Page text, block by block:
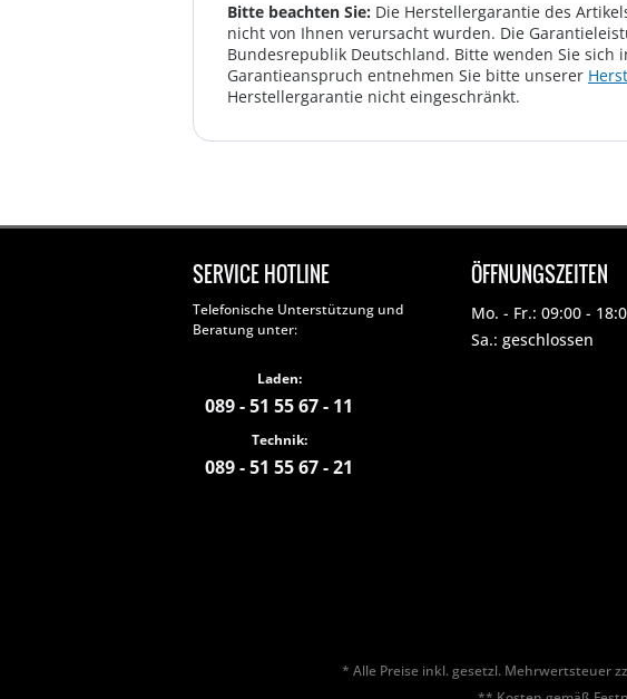
Bitte beachten Sie: Die Herstellergarantie des
nicht von Ihnen verursacht wurden. Die
Bundesrepublik Deutschland. Bitte wenden Sie
Garantieanspruch entnehmen Sie bitte unserer
Herstellergarantie nicht eingeschränkt.
SERVICE HOTLINE
Telefonische Unterstützung und
Beratung unter:
Laden:
089 - 51 55 67 - 11
Technik:
089 - 51 55 67 - 21
ÖFFNUNGSZEITEN
Mo. - Fr.: 09:00 -
Sa.: geschlossen
* Alle Preise inkl. gesetzl. Mehrwertsteuer